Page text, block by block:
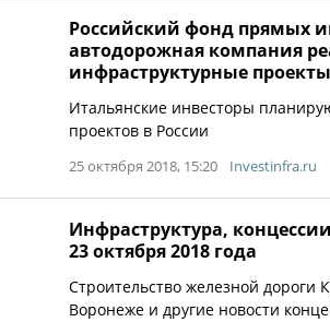
Российский фонд прямых
автодорожная компания
инфраструктурные проекты
Итальянские инвесторы
проектов в России
25 октября 2018, 15:20 Investinfra.ru
Инфраструктура,
23 октября 2018 года
Cтроительство железной дороги
Воронеже и другие новости